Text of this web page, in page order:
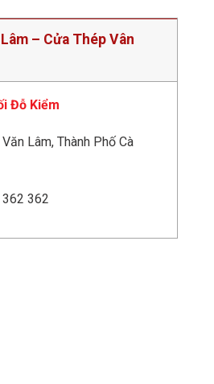
– Cửa Thép Vân
Đỗ Kiểm
Lâm, Thành Phố Cà
362